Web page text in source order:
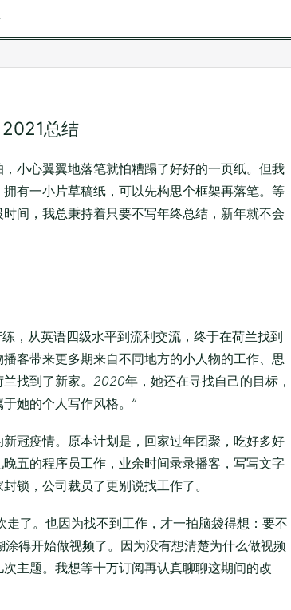
总结
小心翼翼地落笔就怕糟蹋了好好的一页纸。但我
有一小片草稿纸，可以先构思个框架再落笔。等
间，我总秉持着只要不写年终总结，新年就不会
，从英语四级水平到流利交流，终于在荷兰找到
客带来更多期来自不同地方的小人物的工作、思
找到了新家。 2020年，她还在寻找自己的目标，
她的个人写作风格。 ”
冠疫情。原本计划是，回家过年团聚，吃好多好
五的程序员工作，业余时间录录播客，写写文字
锁，公司裁员了更别说找工作了。
了。也因为找不到工作，才一拍脑袋得想：要不
得开始做视频了。因为没有想清楚为什么做视频
主题。我想等十万订阅再认真聊聊这期间的改